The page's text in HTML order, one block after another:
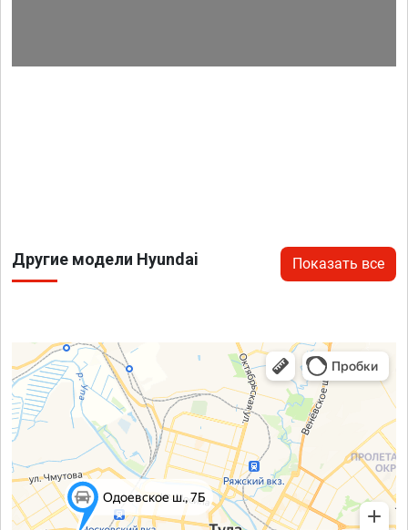
Другие модели Hyundai Показать все